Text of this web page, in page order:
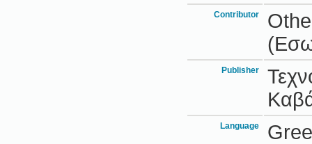
Contributor
Publisher
Language